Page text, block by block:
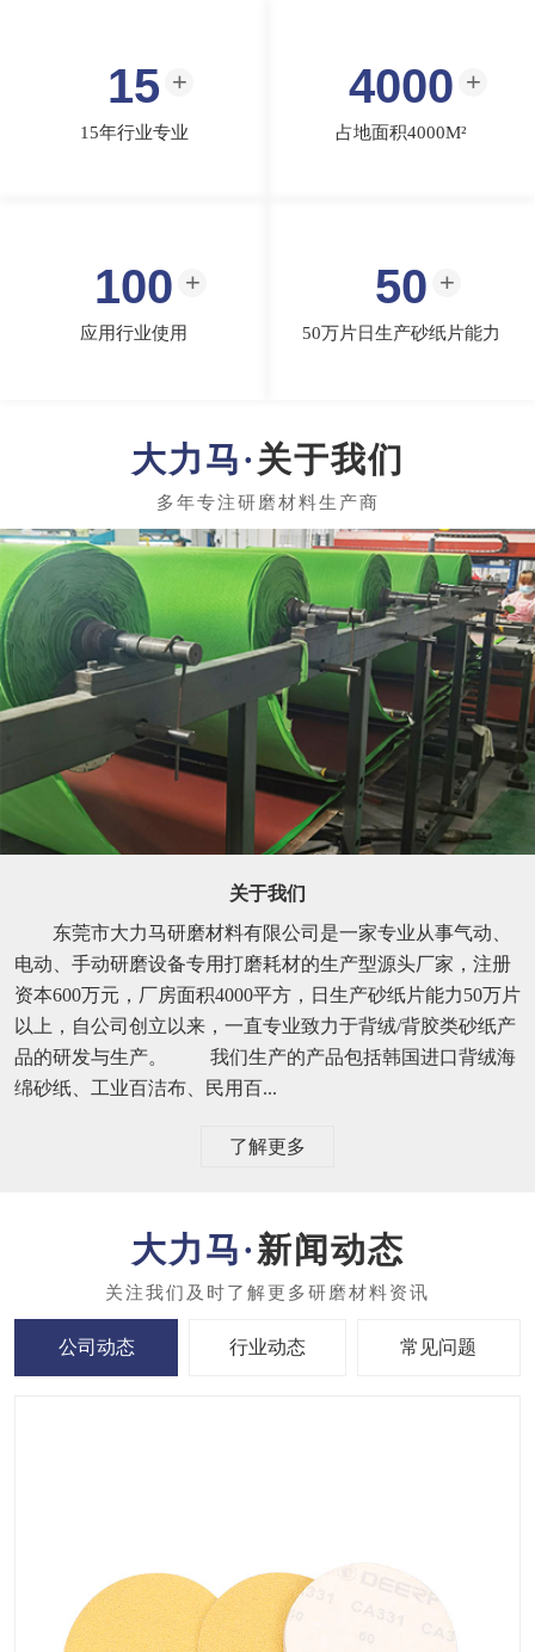
15
15年行业专业
4000
占地面积4000M²
100
应用行业使用
50
50万片日生产砂纸片能力
关于我们
关于我们
东莞市大力马研磨材料有限公司是一家专业从事气动、
电动、手动研磨设备专用打磨耗材的生产型源头厂家，注册
资本600万元，厂房面积4000平方，日生产砂纸片能力50万片
以上，自公司创立以来，一直专业致力于背绒/背胶类砂纸产
品的研发与生产。 我们生产的产品包括韩国进口背绒海
绵砂纸、工业百洁布、民用百...
了解更多
新闻动态
公司动态 行业动态 常见问题